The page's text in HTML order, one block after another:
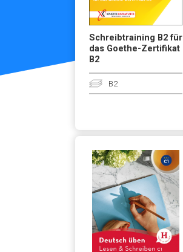
Schreibtraining B2 für
das Goethe-Zertifikat
B2
B2